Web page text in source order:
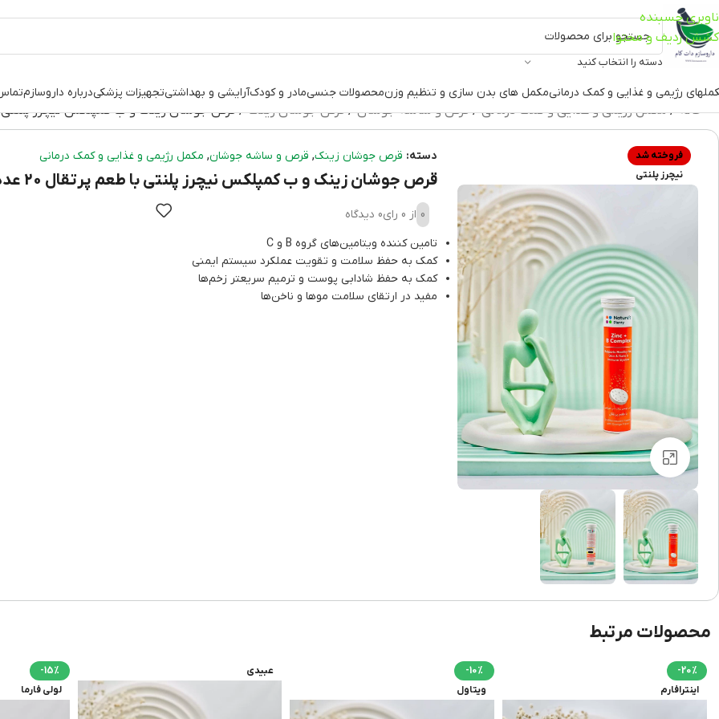
ناوبری چسبنده
کشش ردیف و محتوا
دسته را انتخاب کنید
رژیمی و غذایی و کمک درمانیمکمل های بدن سازی و تنظیم وزنمحصولات جنسیمادر و کودکآرایشی و بهداشتیتجهیزات پزشکیدرباره داروسازم
خانه مکمل رژیمی و غذایی و کمک درمانی قرص و ساشه جوشان قرص جوشان زینک قرص جوشان زینک و ب کمپلکس نیچرز پلنتی با
فروخته شد
نیچرز پلنتی
برای بزرگنمایی کلیک کنید
دسته: قرص جوشان زینک, قرص و ساشه جوشان, مکمل رژیمی و غذایی و کمک درمانی
قرص جوشان زینک و ب کمپلکس نیچرز پلنتی با طعم پرتقال 20 عددی
0 از 0 رای
0 دیدگاه
تامین کننده ویتامین‌های گروه B و C
کمک به حفظ سلامت و تقویت عملکرد سیستم ایمنی
کمک به حفظ شادابی پوست و ترمیم سریعتر زخم‌ها
مفید در ارتقای سلامت موها و ناخن‌ها
محصولات مرتبط
-20%
اینترافارم
-10%
ویتاول
عبیدی
-15%
لولی فارما